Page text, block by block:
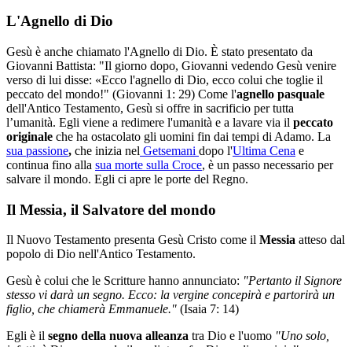
L'Agnello di Dio
Gesù è anche chiamato l'Agnello di Dio. È stato presentato da
Giovanni Battista: "Il giorno dopo, Giovanni vedendo Gesù venire
verso di lui disse: «Ecco l'agnello di Dio, ecco colui che toglie il
peccato del mondo!" (Giovanni 1: 29) Come l'agnello pasquale
dell'Antico Testamento, Gesù si offre in sacrificio per tutta
l’umanità. Egli viene a redimere l'umanità e a lavare via il peccato
originale che ha ostacolato gli uomini fin dai tempi di Adamo. La
sua passione, che inizia nel Getsemani dopo l'Ultima Cena e
continua fino alla sua morte sulla Croce, è un passo necessario per
salvare il mondo. Egli ci apre le porte del Regno.
Il Messia, il Salvatore del mondo
Il Nuovo Testamento presenta Gesù Cristo come il Messia atteso dal
popolo di Dio nell'Antico Testamento.
Gesù è colui che le Scritture hanno annunciato: "Pertanto il Signore
stesso vi darà un segno. Ecco: la vergine concepirà e partorirà un
figlio, che chiamerà Emmanuele." (Isaia 7: 14)
Egli è il segno della nuova alleanza tra Dio e l'uomo "Uno solo,